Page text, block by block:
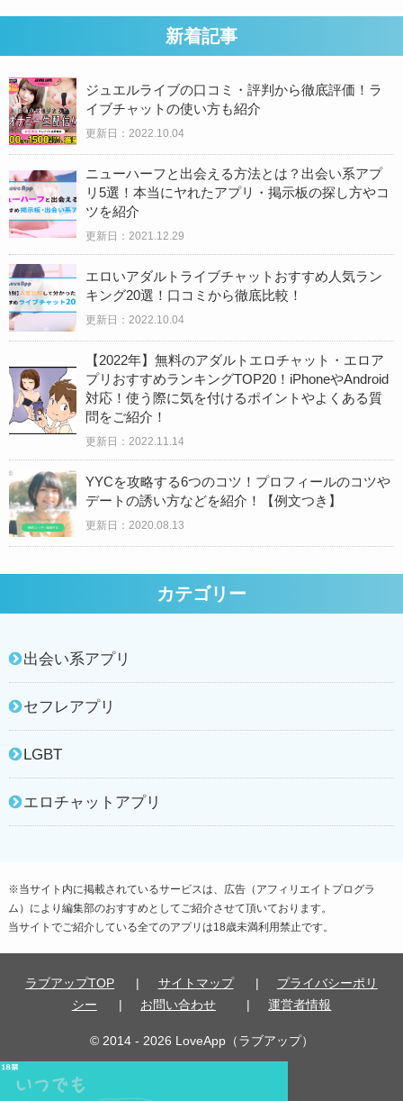
新着記事
ジュエルライブの口コミ・評判から徹底評価！ラ
イブチャットの使い方も紹介
更新日：2022.10.04
ニューハーフと出会える方法とは？出会い系アプ
リ5選！本当にヤれたアプリ・掲示板の探し方やコ
ツを紹介
更新日：2021.12.29
エロいアダルトライブチャットおすすめ人気ラン
キング20選！口コミから徹底比較！
更新日：2022.10.04
【2022年】無料のアダルトエロチャット・エロア
プリおすすめランキングTOP20！iPhoneやAndroid
対応！使う際に気を付けるポイントやよくある質
問をご紹介！
更新日：2022.11.14
YYCを攻略する6つのコツ！プロフィールのコツや
デートの誘い方などを紹介！【例文つき】
更新日： 2020.08.13
カテゴリー
出会い系アプリ
セフレアプリ
LGBT
エロチャットアプリ
※当サイト内に掲載されているサービスは、広告（アフィリエイトプログラ
ム）により編集部のおすすめとしてご紹介させて頂いております。
当サイトでご紹介している全てのアプリは18歳未満利用禁止です。
ラブアップTOP サイトマップ
プライバシーポリ
シー
お問い合わせ 運営者情報
© 2014 - 2026 LoveApp（ラブアップ）